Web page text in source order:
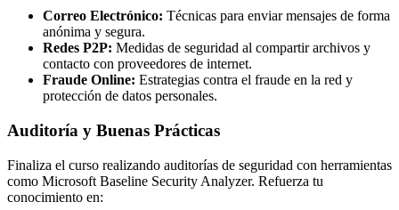
Correo Electrónico: Técnicas para enviar mensajes de forma
anónima y segura.
Redes P2P: Medidas de seguridad al compartir archivos y
contacto con proveedores de internet.
Fraude Online: Estrategias contra el fraude en la red y
protección de datos personales.
Auditoría y Buenas Prácticas
Finaliza el curso realizando auditorías de seguridad con herramientas
como Microsoft Baseline Security Analyzer. Refuerza tu
conocimiento en: